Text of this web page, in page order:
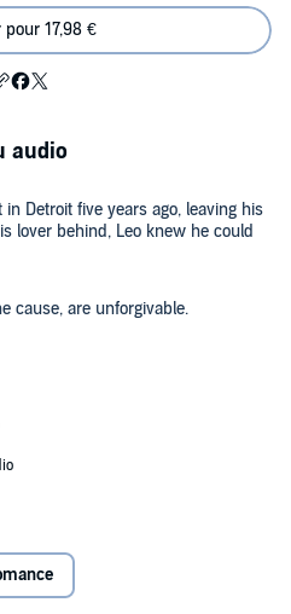
pour 17,98 €
audio
Detroit five years ago, leaving his
lover behind, Leo knew he could
cause, are unforgivable.
up again, clean and sober
to Caleb's plan.
love of his life again - or the
of his future, and every
him.
terrible after all.